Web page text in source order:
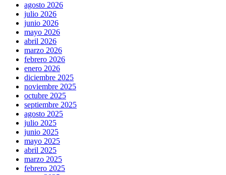
agosto 2026
julio 2026
junio 2026
mayo 2026
abril 2026
marzo 2026
febrero 2026
enero 2026
diciembre 2025
noviembre 2025
octubre 2025
septiembre 2025
agosto 2025
julio 2025
junio 2025
mayo 2025
abril 2025
marzo 2025
febrero 2025